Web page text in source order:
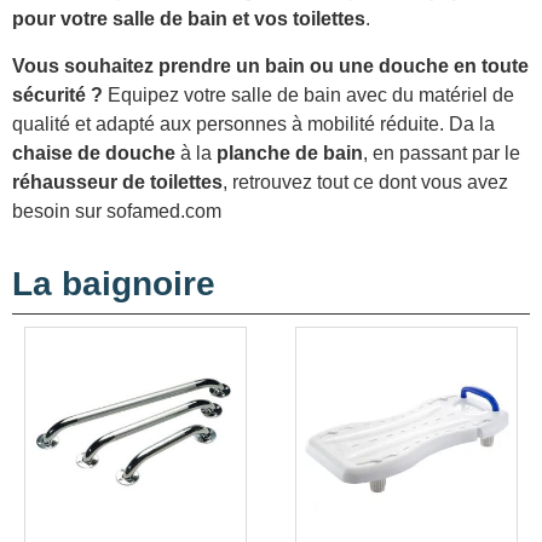
pour votre salle de bain et vos toilettes.
Vous souhaitez prendre un bain ou une douche en toute
sécurité ? Equipez votre salle de bain avec du matériel de
qualité et adapté aux personnes à mobilité réduite. Da la
chaise de douche à la planche de bain, en passant par le
réhausseur de toilettes, retrouvez tout ce dont vous avez
besoin sur sofamed.com
La baignoire